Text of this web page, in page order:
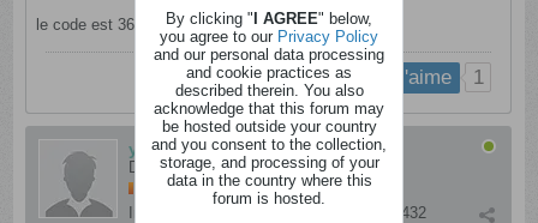
le code est 36E5A3
j'aime 1
yolande lefevre
Dingo
Inscription: 4432
By clicking "I AGREE" below,
you agree to our Privacy Policy
and our personal data processing
and cookie practices as
described therein. You also
acknowledge that this forum may
be hosted outside your country
and you consent to the collection,
storage, and processing of your
data in the country where this
forum is hosted.